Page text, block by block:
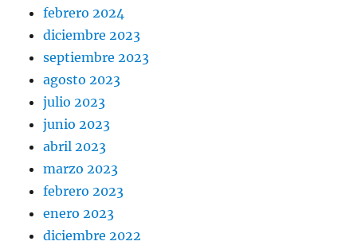
febrero 2024
diciembre 2023
septiembre 2023
agosto 2023
julio 2023
junio 2023
abril 2023
marzo 2023
febrero 2023
enero 2023
diciembre 2022